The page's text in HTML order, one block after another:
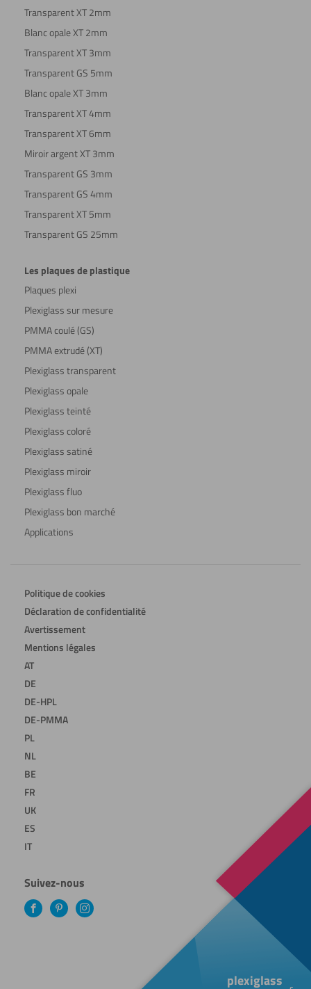
Transparent XT 2mm
Blanc opale XT 2mm
Transparent XT 3mm
Transparent GS 5mm
Blanc opale XT 3mm
Transparent XT 4mm
Transparent XT 6mm
Miroir argent XT 3mm
Transparent GS 3mm
Transparent GS 4mm
Transparent XT 5mm
Transparent GS 25mm
Les plaques de plastique
Plaques plexi
Plexiglass sur mesure
PMMA coulé (GS)
PMMA extrudé (XT)
Plexiglass transparent
Plexiglass opale
Plexiglass teinté
Plexiglass coloré
Plexiglass satiné
Plexiglass miroir
Plexiglass fluo
Plexiglass bon marché
Applications
Politique de cookies
Déclaration de confidentialité
Avertissement
Mentions légales
AT
DE
DE-HPL
DE-PMMA
PL
NL
BE
FR
UK
ES
IT
Suivez-nous
FacebookPinterestInstagram
plexiglass